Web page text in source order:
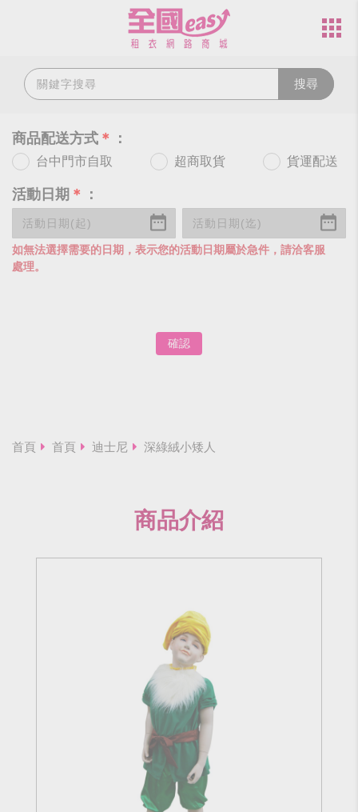
搜尋
商品配送方式 ＊ ：
台中門市自取 超商取貨 貨運配送
活動日期 ＊ ：
如無法選擇需要的日期，表示您的活動日期屬於急件，請洽客服
處理。
確認
首頁 首頁 迪士尼 深綠絨小矮人
商品介紹